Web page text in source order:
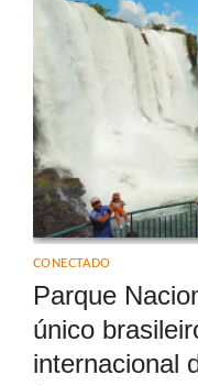
CONECTADO
Parque
único
internacional